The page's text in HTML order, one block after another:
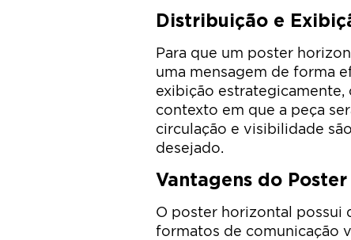
Distribuição e
Para que um poster
uma mensagem de forma
exibição
contexto em que a peça
circulação e visibilidade
desejado.
Vantagens do
O poster horizontal possui
formatos de comunicação